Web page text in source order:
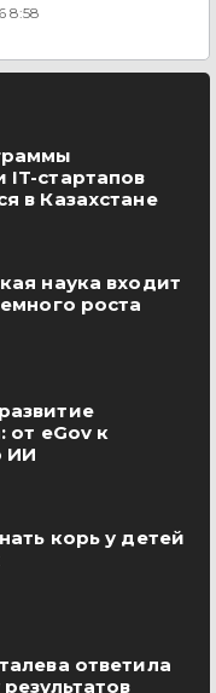
8:58
стартапов
в Казахстане
наука входит
роста
от eGov к
ИИ
корь у детей
ответила